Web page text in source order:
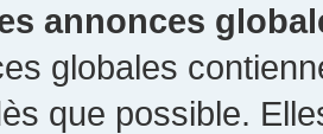
annonces
globales
que possible.